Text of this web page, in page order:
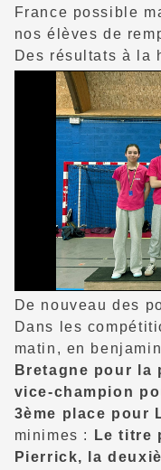
France possible
nos élèves de
Des résultats à la
De nouveau des
Dans les
matin, en
Bretagne pour la
vice-champion
3ème place pour
minimes :
Le titre
Pierrick, la